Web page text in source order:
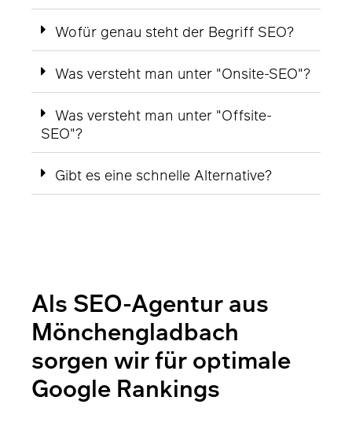
Wofür genau steht der Begriff SEO?
Was versteht man unter "Onsite-SEO"?
Was versteht man unter "Offsite-
SEO"?
Gibt es eine schnelle Alternative?
Als SEO-Agentur aus
Mönchen­gladbach
sorgen wir für optimale
Google Rankings